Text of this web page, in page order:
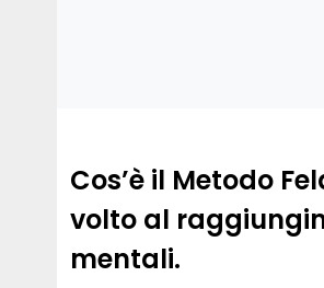
Cos’è il Metodo
volto al
mentali.